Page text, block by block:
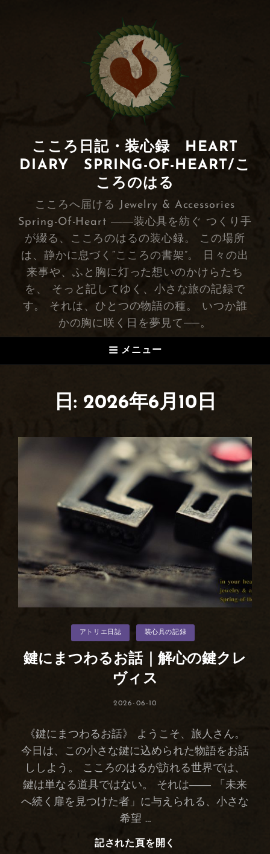
こころ日記・装心録 HEART
DIARY SPRING-OF-HEART/こ
ころのはる
こころへ届ける Jewelry & Accessories
Spring-Of-Heart ――装心具を紡ぐ つくり手
が綴る、こころのはるの装心録。 この場所
は、静かに息づく“こころの書架”。 日々の出
来事や、ふと胸に灯った想いのかけらたち
を、 そっと記してゆく、小さな旅の記録で
す。 それは、ひとつの物語の種。 いつか誰
かの胸に咲く日を夢見て──。
メニュー
日: 2026年6月10日
リ
ー
アトリエ日誌 装心具の記録
鍵にまつわるお話｜解心の鍵クレ
ヴィス
投
2026-06-10
《鍵にまつわるお話》 ようこそ、旅人さん。
今日は、この小さな鍵に込められた物語をお話
ししよう。 こころのはるが訪れる世界では、
鍵は単なる道具ではない。 それは―― 「未来
へ続く扉を見つけた者」に与えられる、小さな
希望 …
記された頁を開く